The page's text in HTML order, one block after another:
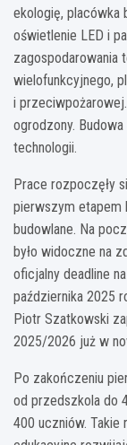
ekologię, placówka
oświetlenie LED i
zagospodarowania
wielofunkcyjnego,
i
ogrodzony.
technologii.
Prace rozpoczęły
pierwszym etapem
budowlane. Na
było widoczne na
oficjalny deadline
października 2025
Piotr Szatkowski
2025/2026 już w
Po zakończeniu
od przedszkola do
400 uczniów.